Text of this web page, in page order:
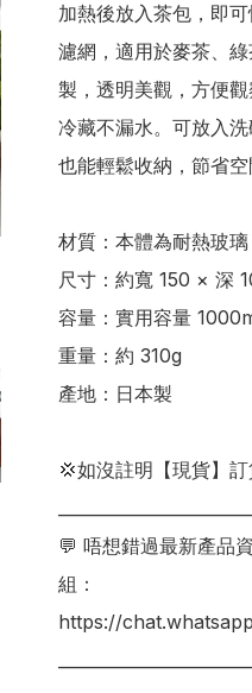
加熱後放入茶包，即
濾網，適用於麥茶、
製，透明美觀，方便
冷藏不漏水。可放入
也能輕鬆收納，節省空
材質：本體為耐熱玻
尺寸：約寬 150 × 深
容量：實用容量
重量：約 310g
產地：日本製
💢如沒註明【現貨】
💬 唔想錯過最新產品
組：
https://